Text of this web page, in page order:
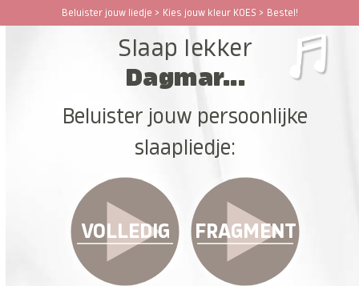
Beluister jouw liedje > Kies jouw kleur KOES > Bestel!
Open
Close
Slaap lekker
Dagmar...
Beluister jouw persoonlijke
slaapliedje:
VOLLEDIG FRAGMENT